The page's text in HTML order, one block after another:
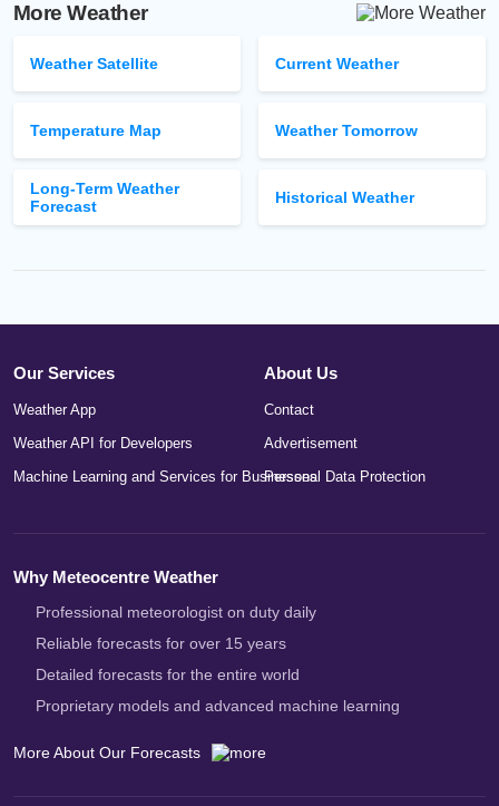
More Weather
Weather Satellite
Temperature Map
Long-Term Weather
Forecast
Current Weather
Weather Tomorrow
Historical Weather
Our Services
Weather App
Weather API for Developers
Machine Learning and Services for Businesses
About Us
Contact
Advertisement
Personal Data Protection
Why Meteocentre Weather
Professional meteorologist on duty daily
Reliable forecasts for over 15 years
Detailed forecasts for the entire world
Proprietary models and advanced machine learning
More About Our Forecasts